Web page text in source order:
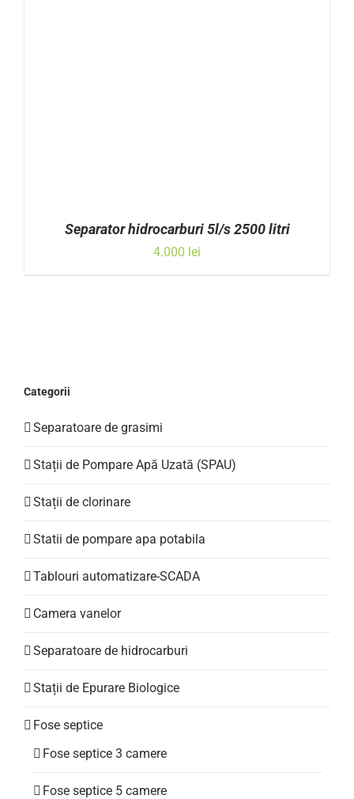
Separator hidrocarburi 5l/s 2500 litri
4.000 lei
Categorii
Separatoare de grasimi
Stații de Pompare Apă Uzată (SPAU)
Stații de clorinare
Statii de pompare apa potabila
Tablouri automatizare-SCADA
Camera vanelor
Separatoare de hidrocarburi
Stații de Epurare Biologice
Fose septice
Fose septice 3 camere
Fose septice 5 camere